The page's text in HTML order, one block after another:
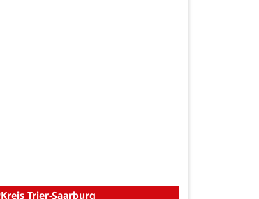
Kreis Trier-Saarburg